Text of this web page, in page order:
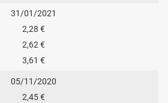
31/01/2021
2,28 €
2,62 €
3,61 €
05/11/2020
2,45 €